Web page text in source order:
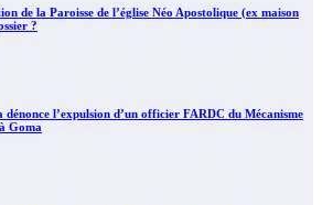
de la Paroisse de l’église Néo Apostolique (ex maison
?
l’expulsion d’un officier FARDC du Mécanisme
Goma